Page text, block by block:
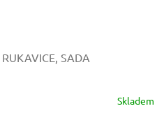
SADA
Skladem